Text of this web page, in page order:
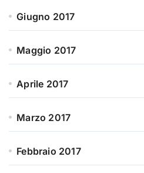
Giugno 2017
Maggio 2017
Aprile 2017
Marzo 2017
Febbraio 2017